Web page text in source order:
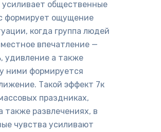
усиливает общественные
формирует ощущение
когда группа людей
впечатление —
удивление а также
ними формируется
Такой эффект 7к
праздниках,
также развлечениях, в
чувства усиливают